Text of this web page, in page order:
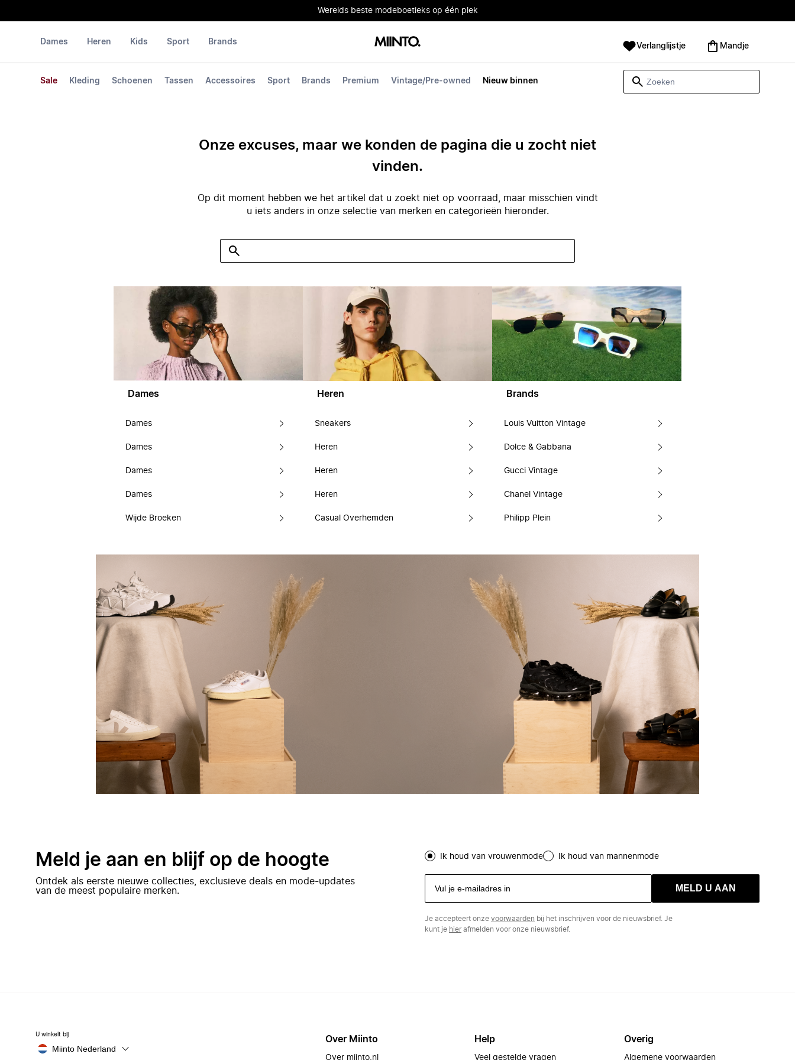
Werelds beste modeboetieks op één plek
Dames
Sale Kleding Schoenen Tassen Accessoires Sport Brands Premium Vintage/Pre-owned Nieuw binnen
Heren Kids Sport Brands Verlanglijstje Mandje
Onze excuses, maar we konden de pagina die u zocht niet
vinden.
Op dit moment hebben we het artikel dat u zoekt niet op voorraad, maar misschien vindt
u iets anders in onze selectie van merken en categorieën hieronder.
Dames
Dames
Dames
Dames
Dames
Wijde Broeken
Heren
Sneakers
Heren
Heren
Heren
Casual Overhemden
Brands
Louis Vuitton Vintage
Dolce & Gabbana
Gucci Vintage
Chanel Vintage
Philipp Plein
Meld je aan en blijf op de hoogte
Ontdek als eerste nieuwe collecties, exclusieve deals en mode-updates
van de meest populaire merken.
Ik houd van vrouwenmode Ik houd van mannenmode
MELD U AAN
Je accepteert onze voorwaarden bij het inschrijven voor de nieuwsbrief. Je
kunt je hierafmelden voor onze nieuwsbrief.
U winkelt bij
Miinto Nederland
Over Miinto
Over miinto.nl
Help
Veel gestelde vragen
Overig
Algemene voorwaarden